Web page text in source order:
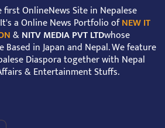
first OnlineNews Site in Nepalese
a Online News Portfolio ofNEW IT
&NITV MEDIA PVT LTDwhose
in Japan and Nepal. We feature
Diaspora together with Nepal
& Entertainment Stuffs.